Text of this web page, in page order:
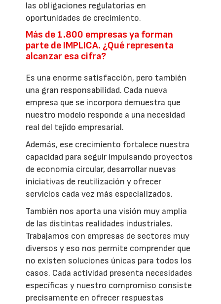
las obligaciones regulatorias en
oportunidades de crecimiento.
Más de 1.800 empresas ya forman
parte de IMPLICA. ¿Qué representa
alcanzar esa cifra?
Es una enorme satisfacción, pero también
una gran responsabilidad. Cada nueva
empresa que se incorpora demuestra que
nuestro modelo responde a una necesidad
real del tejido empresarial.
Además, ese crecimiento fortalece nuestra
capacidad para seguir impulsando proyectos
de economía circular, desarrollar nuevas
iniciativas de reutilización y ofrecer
servicios cada vez más especializados.
También nos aporta una visión muy amplia
de las distintas realidades industriales.
Trabajamos con empresas de sectores muy
diversos y eso nos permite comprender que
no existen soluciones únicas para todos los
casos. Cada actividad presenta necesidades
específicas y nuestro compromiso consiste
precisamente en ofrecer respuestas